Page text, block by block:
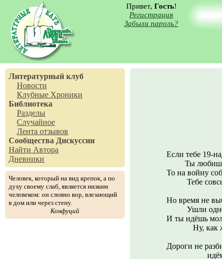
Привет, Гость!
Регистрация
Забыли пароль?
Литературный клуб
Новости
Клубные Хроники
Библиотека
Разделы
Случайное
Лента отзывов
Сообщества Дискуссии
Найти Автора
Дневники
Человек, который на вид крепок, а по
духу своему слаб, является низким
человеком: он словно вор, влезающий
в дом или через стену.
Конфуций
Если тебе 19-
Ты любишь
То на войну
Тебе
Но время не
Ушли
И ты идёшь
Ну, как же,
Дороги не
идём мы